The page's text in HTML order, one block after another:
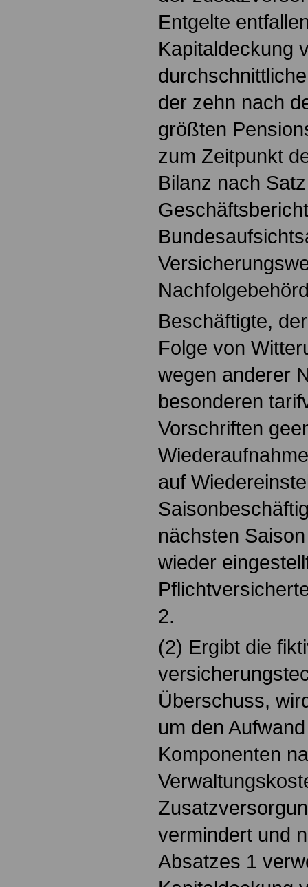
Entgelte
Kapitaldeckung
der zehn nach
größten
zum Zeitpunkt
Bilanz nach
Beschäftigte,
Folge von
wegen anderer
besonderen
Vorschriften
auf
nächsten
wieder
2.
(2) Ergibt die
Überschuss,
um den
Komponenten
vermindert und
Absatzes 1